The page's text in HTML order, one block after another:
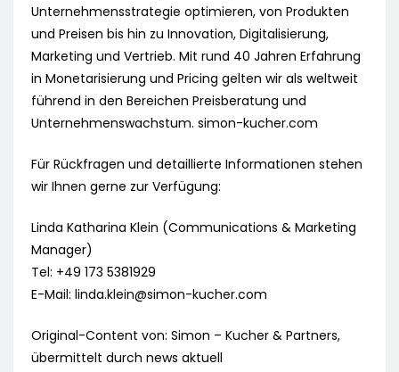
Unternehmensstrategie optimieren, von Produkten
und Preisen bis hin zu Innovation, Digitalisierung,
Marketing und Vertrieb. Mit rund 40 Jahren Erfahrung
in Monetarisierung und Pricing gelten wir als weltweit
führend in den Bereichen Preisberatung und
Unternehmenswachstum. simon-kucher.com
Für Rückfragen und detaillierte Informationen stehen
wir Ihnen gerne zur Verfügung:
Linda Katharina Klein (Communications & Marketing
Manager)
Tel: +49 173 5381929
E-Mail: linda.klein@simon-kucher.com
Original-Content von: Simon – Kucher & Partners,
übermittelt durch news aktuell